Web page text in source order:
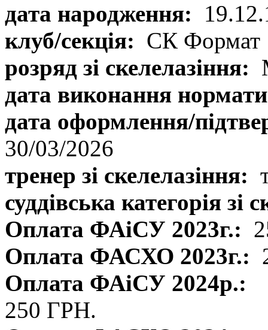
дата народження:
клуб/секція: СК Формат
розряд зі скелелазіння:
дата виконання
дата оформлення/
30/03/2026
тренер зі скелелазіння:
суддівська категорія зі
Оплата ФАіСУ 2023г.:
Оплата ФАСХО 2023г.:
Оплата ФАіСУ 2024р.:
250 ГРН.